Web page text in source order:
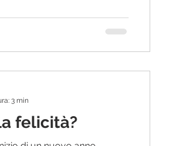
felicità?
3 min